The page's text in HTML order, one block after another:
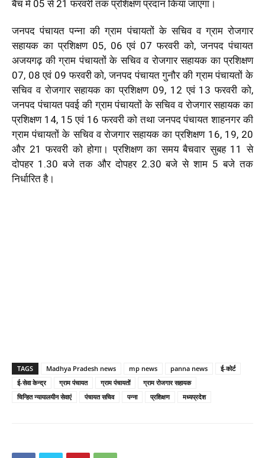
बैच में 05 से 21 फरवरी तक प्रशिक्षण प्रदान किया जाएगा।
जनपद पंचायत पन्ना की ग्राम पंचायतों के सचिव व ग्राम रोजगार
सहायक का प्रशिक्षण 05, 06 एवं 07 फरवरी को, जनपद पंचायत
अजयगढ़ की ग्राम पंचायतों के सचिव व रोजगार सहायक का प्रशिक्षण
07, 08 एवं 09 फरवरी को, जनपद पंचायत गुनौर की ग्राम पंचायतों के
सचिव व रोजगार सहायक का प्रशिक्षण 09, 12 एवं 13 फरवरी को,
जनपद पंचायत पवई की ग्राम पंचायतों के सचिव व रोजगार सहायक का
प्रशिक्षण 14, 15 एवं 16 फरवरी को तथा जनपद पंचायत शाहनगर की
ग्राम पंचायतों के सचिव व रोजगार सहायक का प्रशिक्षण 16, 19, 20
और 21 फरवरी को होगा। प्रशिक्षण का समय बैचवार सुबह 11 से
दोपहर 1.30 बजे तक और दोपहर 2.30 बजे से शाम 5 बजे तक
निर्धारित है।
TAGS Madhya Pradesh news mp news panna news
ई-कोर्ट
ई-सेवा केन्द्र
ग्राम पंचायत ग्राम पंचायतों
ग्राम रोजगार सहायक
चिन्हित न्यायालयीन सेवाएं
पंचायत सचिव पन्ना प्रशिक्षण मध्यप्रदेश